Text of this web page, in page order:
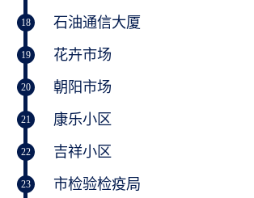
18 石油通信大厦
19 花卉市场
20 朝阳市场
21 康乐小区
22 吉祥小区
23 市检验检疫局